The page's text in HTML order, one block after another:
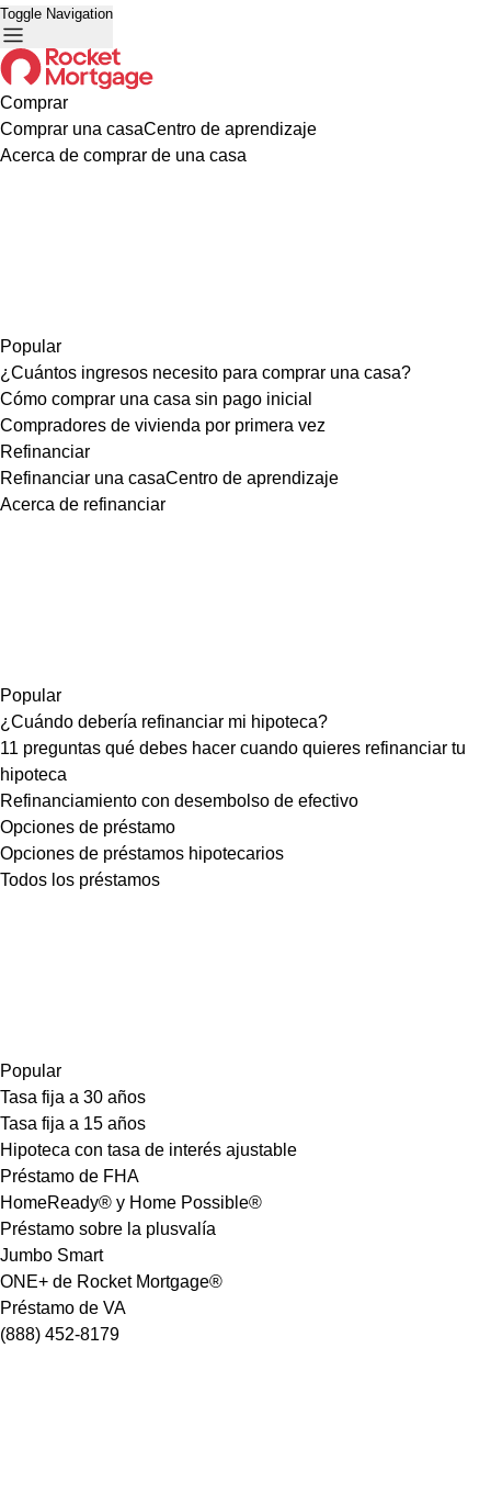
Toggle Navigation
Comprar
Comprar una casaCentro de aprendizaje
Acerca de comprar de una casa
Popular
¿Cuántos ingresos necesito para comprar una casa?
Cómo comprar una casa sin pago inicial
Compradores de vivienda por primera vez
Refinanciar
Refinanciar una casaCentro de aprendizaje
Acerca de refinanciar
Popular
¿Cuándo debería refinanciar mi hipoteca?
11 preguntas qué debes hacer cuando quieres refinanciar tu
hipoteca
Refinanciamiento con desembolso de efectivo
Opciones de préstamo
Opciones de préstamos hipotecarios
Todos los préstamos
Popular
Tasa fija a 30 años
Tasa fija a 15 años
Hipoteca con tasa de interés ajustable
Préstamo de FHA
HomeReady® y Home Possible®
Préstamo sobre la plusvalía
Jumbo Smart
ONE+ de Rocket Mortgage®
Préstamo de VA
(888) 452-8179